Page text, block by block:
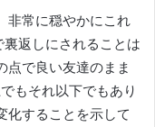
非常に穏やかにこれ
返しにされることは
点で良い友達のまま
もそれ以下でもあり
化することを示して